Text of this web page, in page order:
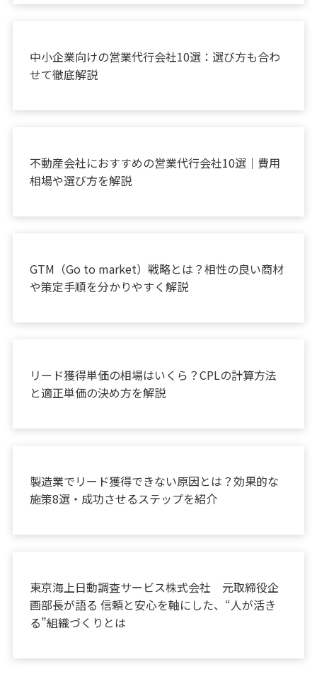
中小企業向けの営業代行会社10選：選び方も合わ
せて徹底解説
不動産会社におすすめの営業代行会社10選｜費用
相場や選び方を解説
GTM（Go to market）戦略とは？相性の良い商材
や策定手順を分かりやすく解説
リード獲得単価の相場はいくら？CPLの計算方法
と適正単価の決め方を解説
製造業でリード獲得できない原因とは？効果的な
施策8選・成功させるステップを紹介
東京海上日動調査サービス株式会社 元取締役企
画部長が語る 信頼と安心を軸にした、“人が活き
る”組織づくりとは